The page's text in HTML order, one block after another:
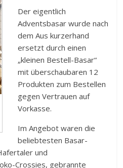
Der eigentlich
Adventsbasar wurde nach
dem Aus kurzerhand
ersetzt durch einen
„kleinen Bestell-Basar“
mit überschaubaren 12
Produkten zum Bestellen
gegen Vertrauen auf
Vorkasse.
Im Angebot waren die
beliebtesten Basar-
und
Crossies, gebrannte